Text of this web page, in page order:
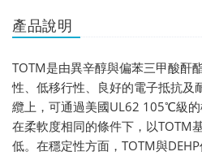
產品說明
TOTM是由異辛醇與偏苯三甲酸酐
性、低移行性、良好的電子抵抗及
纜上，可通過美國UL62 105℃級的
在柔軟度相同的條件下，以TOTM
低。在穩定性方面，TOTM與